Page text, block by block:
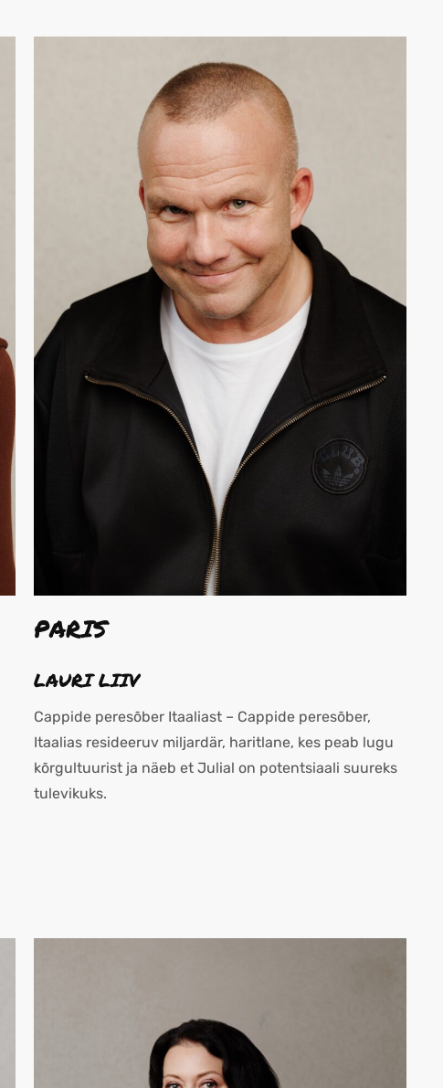
PARIS
LAURI LIIV
Cappide peresõber Itaaliast – Cappide peresõber,
Itaalias resideeruv miljardär, haritlane, kes peab lugu
kõrgultuurist ja näeb et Julial on potentsiaali suureks
tulevikuks.